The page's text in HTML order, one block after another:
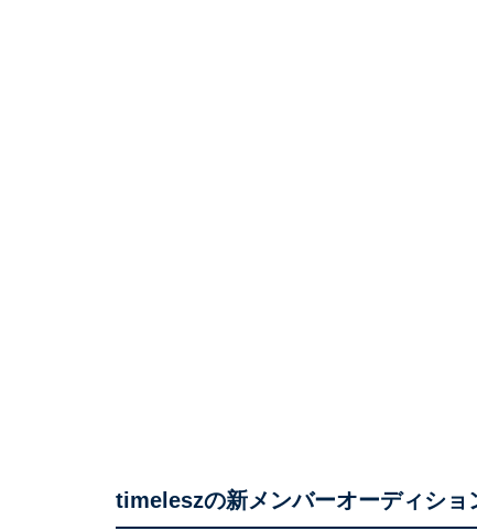
timeleszの新メンバーオーディショ